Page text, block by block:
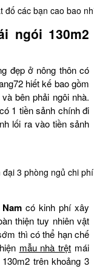
đố các bạn cao bao
ngói 130m2
đẹp ở nông thôn có
hiết kế bao gồm
bên phải ngôi nhà.
1 tiền sảnh chính đi
lối ra vào tiền sảnh
3 phòng ngủ chi
có kinh phí xây
thiện tuy nhiên vật
thì có thể hạn chế
mẫu nhà trệt mái
trên khoảng 3